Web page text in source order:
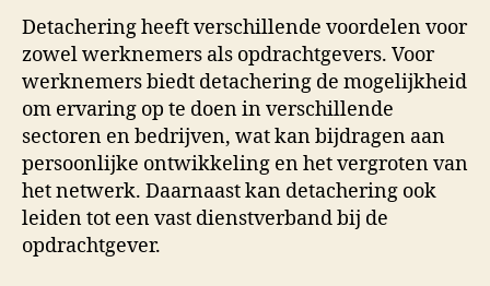
Detachering heeft verschillende voordelen voor
zowel werknemers als opdrachtgevers. Voor
werknemers biedt detachering de mogelijkheid
om ervaring op te doen in verschillende
sectoren en bedrijven, wat kan bijdragen aan
persoonlijke ontwikkeling en het vergroten van
het netwerk. Daarnaast kan detachering ook
leiden tot een vast dienstverband bij de
opdrachtgever.